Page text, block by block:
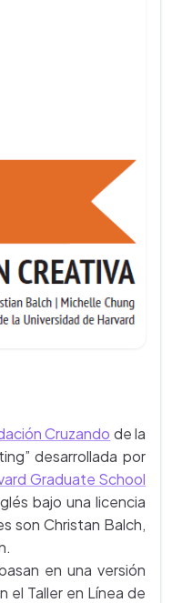
Cruzando de la
desarrollada por
Graduate School
bajo una licencia
son Christan Balch,
en una versión
el Taller en Línea de